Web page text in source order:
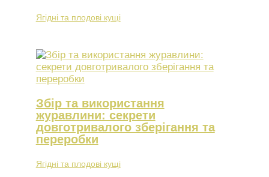
Ягідні та плодові кущі
Збір та використання
журавлини: секрети
довготривалого зберігання та
переробки
Ягідні та плодові кущі